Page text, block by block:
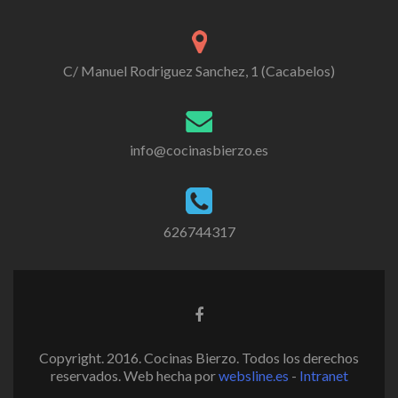
C/ Manuel Rodriguez Sanchez, 1 (Cacabelos)
info@cocinasbierzo.es
626744317
Copyright. 2016. Cocinas Bierzo. Todos los derechos
reservados. Web hecha porwebsline.es - Intranet